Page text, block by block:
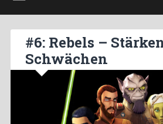
#6: Rebels –
Schwächen